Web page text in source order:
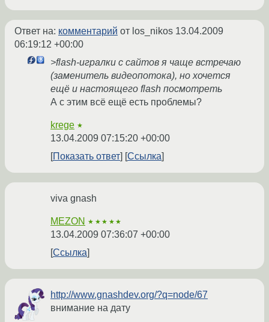
Ответ на: комментарий от los_nikos 13.04.2009
06:19:12 +00:00
>flash-игралки с сайтов я чаще встречаю
(заменитель видеопотока), но хочется
ещё и настоящего flash посмотреть
А с этим всё ещё есть проблемы?
krege ★
13.04.2009 07:15:20 +00:00
Показать ответ
Ссылка
viva gnash
MEZON ★★★★★
13.04.2009 07:36:07 +00:00
Ссылка
http://www.gnashdev.org/?q=node/67
внимание на дату